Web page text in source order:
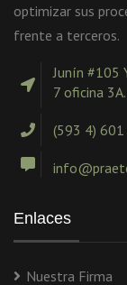
optimizar sus
frente a terceros.
Junín #105
7 oficina 3A.
(593 4)
Enlaces
Nuestra Firma